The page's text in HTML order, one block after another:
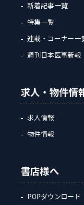
新着記事一覧
特集一覧
連載・コーナー一
週刊日本医事新報
求人・物件情
求人情報
物件情報
書店様へ
POPダウンロード